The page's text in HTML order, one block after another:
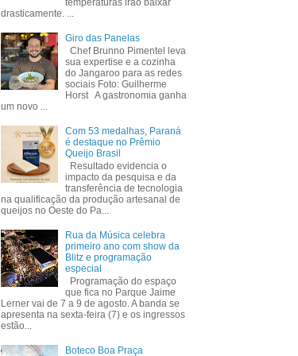
temperaturas irão baixar
drasticamente. ...
Giro das Panelas
Chef Brunno Pimentel leva
sua expertise e a cozinha
do Jangaroo para as redes
sociais Foto: Guilherme
Horst A gastronomia ganha
um novo ...
Com 53 medalhas, Paraná
é destaque no Prêmio
Queijo Brasil
Resultado evidencia o
impacto da pesquisa e da
transferência de tecnologia
na qualificação da produção artesanal de
queijos no Oeste do Pa...
Rua da Música celebra
primeiro ano com show da
Blitz e programação
especial
Programação do espaço
que fica no Parque Jaime
Lerner vai de 7 a 9 de agosto. A banda se
apresenta na sexta-feira (7) e os ingressos
estão...
Boteco Boa Praça